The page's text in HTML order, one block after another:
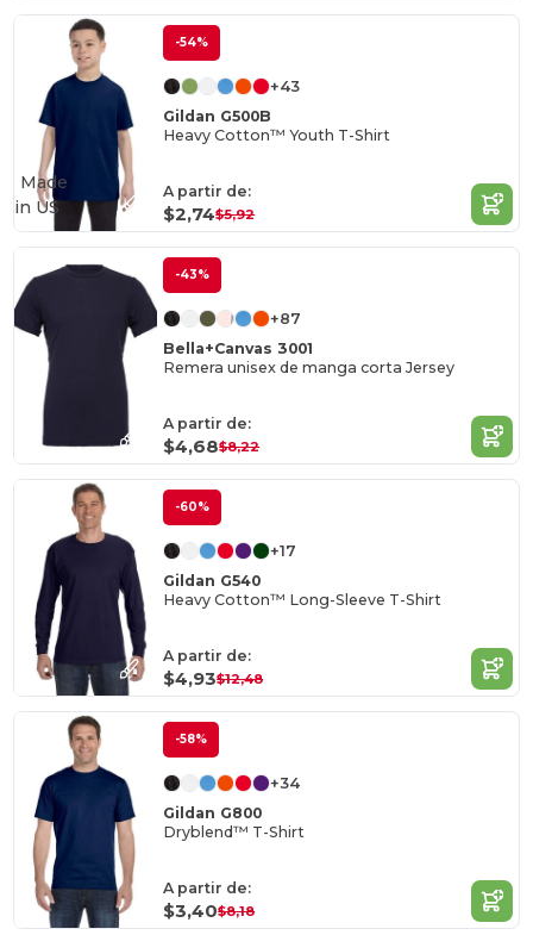
-54%
+43
Gildan G500B
Heavy Cotton™ Youth T-Shirt
A partir de:
$2,74$5,92
Made
in US
-43%
+87
Bella+Canvas 3001
Remera unisex de manga corta Jersey
A partir de:
$4,68$8,22
-60%
+17
Gildan G540
Heavy Cotton™ Long-Sleeve T-Shirt
A partir de:
$4,93$12,48
-58%
+34
Gildan G800
Dryblend™ T-Shirt
A partir de:
$3,40$8,18